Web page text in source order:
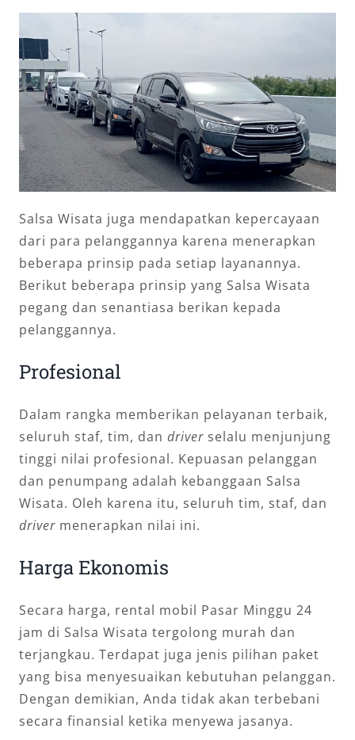
Salsa Wisata juga mendapatkan kepercayaan
dari para pelanggannya karena menerapkan
beberapa prinsip pada setiap layanannya.
Berikut beberapa prinsip yang Salsa Wisata
pegang dan senantiasa berikan kepada
pelanggannya.
Profesional
Dalam rangka memberikan pelayanan terbaik,
seluruh staf, tim, dan driver selalu menjunjung
tinggi nilai profesional. Kepuasan pelanggan
dan penumpang adalah kebanggaan Salsa
Wisata. Oleh karena itu, seluruh tim, staf, dan
drivermenerapkan nilai ini.
Harga Ekonomis
Secara harga, rental mobil Pasar Minggu 24
jam di Salsa Wisata tergolong murah dan
terjangkau. Terdapat juga jenis pilihan paket
yang bisa menyesuaikan kebutuhan pelanggan.
Dengan demikian, Anda tidak akan terbebani
secara finansial ketika menyewa jasanya.